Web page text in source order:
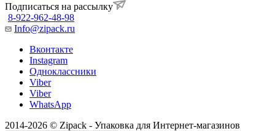
Подписаться на рассылку
8-922-962-48-98
Info@zipack.ru
Вконтакте
Instagram
Одноклассники
Viber
Viber
WhatsApp
2014-2026 © Zipack - Упаковка для Интернет-магазинов